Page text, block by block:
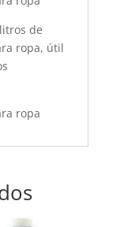
de
ropa, útil
ropa